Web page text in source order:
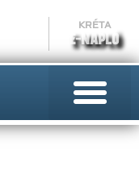
KRÉTA
E-NAPLÓ